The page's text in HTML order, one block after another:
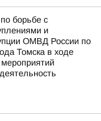
борьбе с
и
ОМВД России по
Томска в ходе